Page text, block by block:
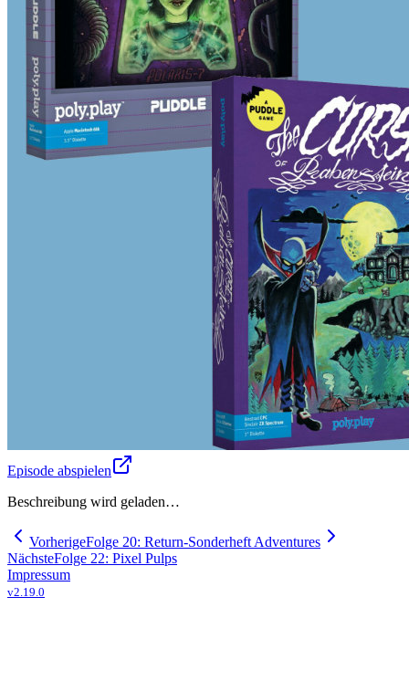
Episode abspielen
Beschreibung wird geladen…
VorherigeFolge 20: Return-Sonderheft Adventures
NächsteFolge 22: Pixel Pulps
Impressum
v2.19.0